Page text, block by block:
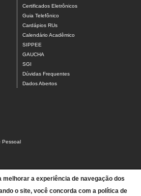
Certificados Eletrônicos
Guia Telefônico
Cardápios RUs
Calendário Acadêmico
SIPPEE
GAUCHA
SGI
Dúvidas Frequentes
Dados Abertos
Pessoal
melhorar a experiência de navegação dos
o site, você concorda com a política de